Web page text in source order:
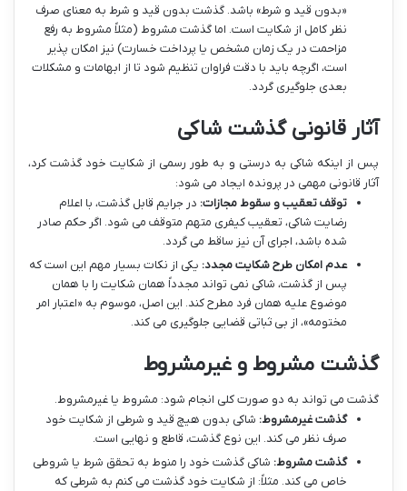
«بدون قید و شرط» باشد. گذشت بدون قید و شرط به معنای صرف
نظر کامل از شکایت است. اما گذشت مشروط (مثلاً مشروط به رفع
مزاحمت در یک زمان مشخص یا پرداخت خسارت) نیز امکان پذیر
است، اگرچه باید با دقت فراوان تنظیم شود تا از ابهامات و مشکلات
بعدی جلوگیری گردد.
آثار قانونی گذشت شاکی
پس از اینکه شاکی به درستی و به طور رسمی از شکایت خود گذشت کرد،
آثار قانونی مهمی در پرونده ایجاد می شود:
توقف تعقیب و سقوط مجازات: در جرایم قابل گذشت، با اعلام
رضایت شاکی، تعقیب کیفری متهم متوقف می شود. اگر حکم صادر
شده باشد، اجرای آن نیز ساقط می گردد.
عدم امکان طرح شکایت مجدد: یکی از نکات بسیار مهم این است که
پس از گذشت، شاکی نمی تواند مجدداً همان شکایت را با همان
موضوع علیه همان فرد مطرح کند. این اصل، موسوم به «اعتبار امر
مختومه»، از بی ثباتی قضایی جلوگیری می کند.
گذشت مشروط و غیرمشروط
گذشت می تواند به دو صورت کلی انجام شود: مشروط یا غیرمشروط.
گذشت غیرمشروط: شاکی بدون هیچ قید و شرطی از شکایت خود
صرف نظر می کند. این نوع گذشت، قاطع و نهایی است.
گذشت مشروط: شاکی گذشت خود را منوط به تحقق شرط یا شروطی
خاص می کند. مثلاً: از شکایت خود گذشت می کنم به شرطی که